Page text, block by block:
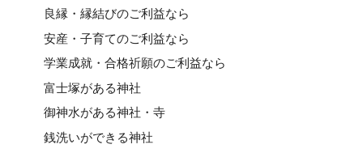
良縁・縁結びのご利益なら
安産・子育てのご利益なら
学業成就・合格祈願のご利益なら
富士塚がある神社
御神水がある神社・寺
銭洗いができる神社